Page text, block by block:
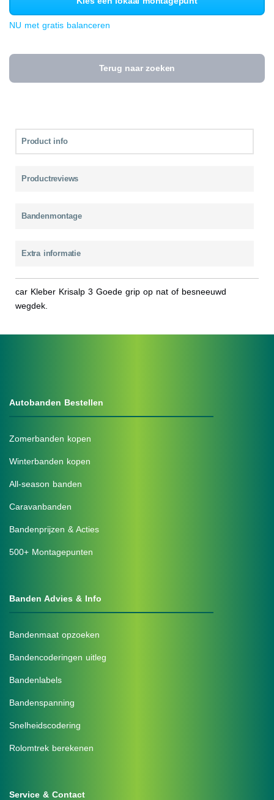
NU met gratis balanceren
Terug naar zoeken
Product info
Productreviews
Bandenmontage
Extra informatie
car Kleber Krisalp 3 Goede grip op nat of besneeuwd
wegdek.
Autobanden Bestellen
Zomerbanden kopen
Winterbanden kopen
All-season banden
Caravanbanden
Bandenprijzen & Acties
500+ Montagepunten
Banden Advies & Info
Bandenmaat opzoeken
Bandencoderingen uitleg
Bandenlabels
Bandenspanning
Snelheidscodering
Rolomtrek berekenen
Service & Contact